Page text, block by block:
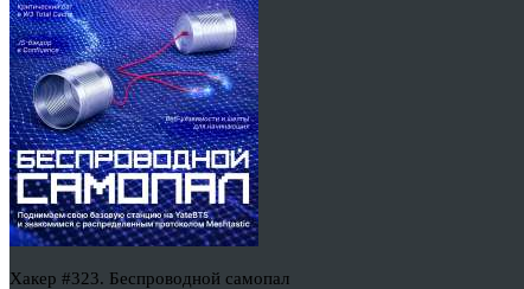
Хакер #323. Беспроводной самопал